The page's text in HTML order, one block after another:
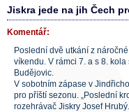
Jiskra jede na jih Čech
Komentář:
Poslední dvě utkání z
víkendu. V rámci 7. a s 8.
Budějovic.
V sobotním zápase v
pro příští sezonu. „Poslední
rozehrávač Jiskry Josef